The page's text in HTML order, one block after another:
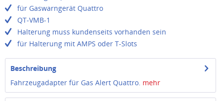
für Gaswarngerät Quattro
QT-VMB-1
Halterung muss kundenseits vorhanden sein
für Halterung mit AMPS oder T-Slots
Beschreibung
Fahrzeugadapter für Gas Alert Quattro. mehr